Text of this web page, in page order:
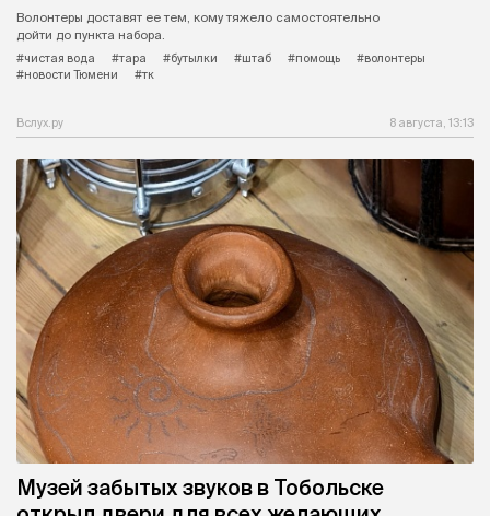
Волонтеры доставят ее тем, кому тяжело самостоятельно
дойти до пункта набора.
#чистая вода
#тара #бутылки #штаб #помощь
#волонтеры
#новости Тюмени
#тк
Вслух.ру 8 августа, 13:13
Музей забытых звуков в Тобольске